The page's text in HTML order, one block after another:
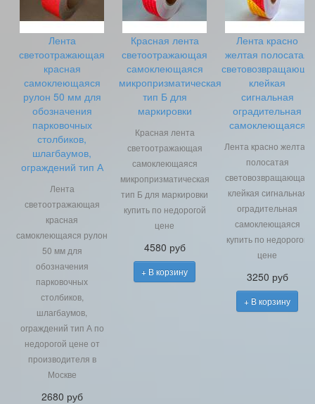
Лента
светоотражающая
красная
самоклеющаяся
рулон 50 мм для
обозначения
парковочных
столбиков,
шлагбаумов,
ограждений тип А
Лента
светоотражающая
красная
самоклеющаяся рулон
50 мм для
обозначения
парковочных
столбиков,
шлагбаумов,
ограждений тип А по
недорогой цене от
производителя в
Москве
2680 руб
Красная лента
светоотражающая
самоклеющаяся
микропризматическая
тип Б для
маркировки
Красная лента
светоотражающая
самоклеющаяся
микропризматическая
тип Б для маркировки
купить по недорогой
цене
4580 руб
+ В корзину
Лента красно
желтая полосатая
клейкая
сигнальная
оградительная
самоклеющаяся
Лента красно желтая
полосатая
световозвращающая
клейкая сигнальная
оградительная
самоклеющаяся
купить по недорогой
цене
3250 руб
+ В корзину